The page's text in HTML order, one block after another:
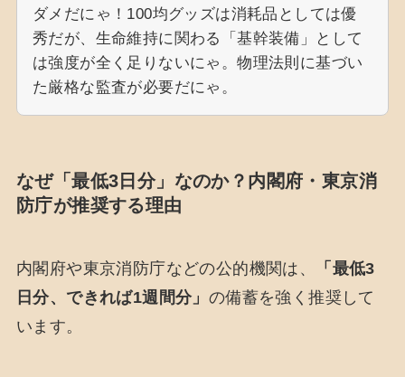
ダメだにゃ！100均グッズは消耗品としては優
秀だが、生命維持に関わる「基幹装備」として
は強度が全く足りないにゃ。物理法則に基づい
た厳格な監査が必要だにゃ。
なぜ「最低3日分」なのか？内閣府・東京消
防庁が推奨する理由
内閣府や東京消防庁などの公的機関は、
「最低3
日分、できれば1週間分」 の備蓄を強く推奨して
います。